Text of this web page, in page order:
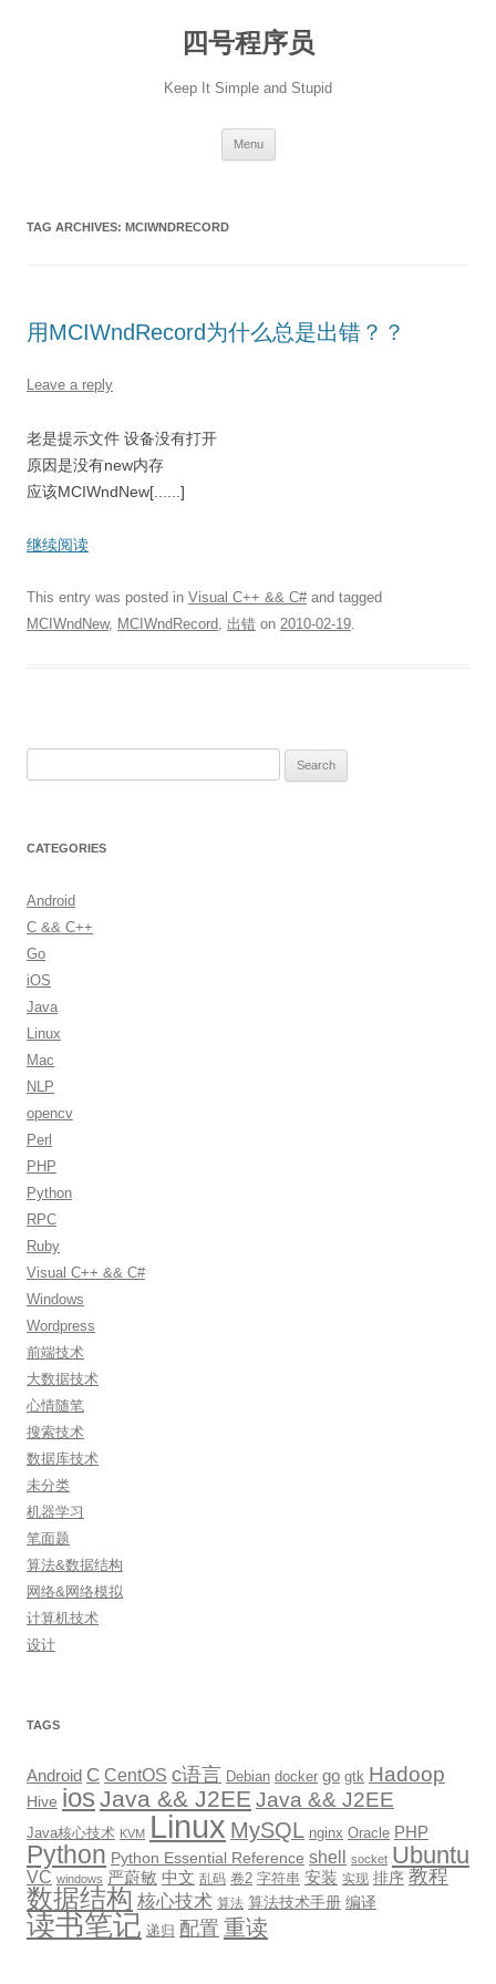
四号程序员
Keep It Simple and Stupid
Menu
TAG ARCHIVES: MCIWNDRECORD
用MCIWndRecord为什么总是出错？？
Leave a reply
老是提示文件 设备没有打开
原因是没有new内存
应该MCIWndNew[......]
继续阅读
This entry was posted in Visual C++ && C#and tagged
MCIWndNew, MCIWndRecord, 出错 on 2010-02-19.
r
h
f
o
r
:
CATEGORIES
Android
C && C++
Go
iOS
Java
Linux
Mac
NLP
opencv
Perl
PHP
Python
RPC
Ruby
Visual C++ && C#
Windows
Wordpress
前端技术
大数据技术
心情随笔
搜索技术
数据库技术
未分类
机器学习
笔面题
算法&数据结构
网络&网络模拟
计算机技术
设计
TAGS
Android C CentOS c语言 Debian docker go gtk Hadoop
Hive ios Java && J2EE Java && J2EE
Java核心技术 KVM Linux MySQL nginx Oracle PHP
Python Python Essential Reference shell socket Ubuntu
VC windows 严蔚敏 中文 乱码 卷2 字符串 安装 实现 排序 教程
数据结构 核心技术 算法 算法技术手册 编译
读书笔记 递归 配置 重读